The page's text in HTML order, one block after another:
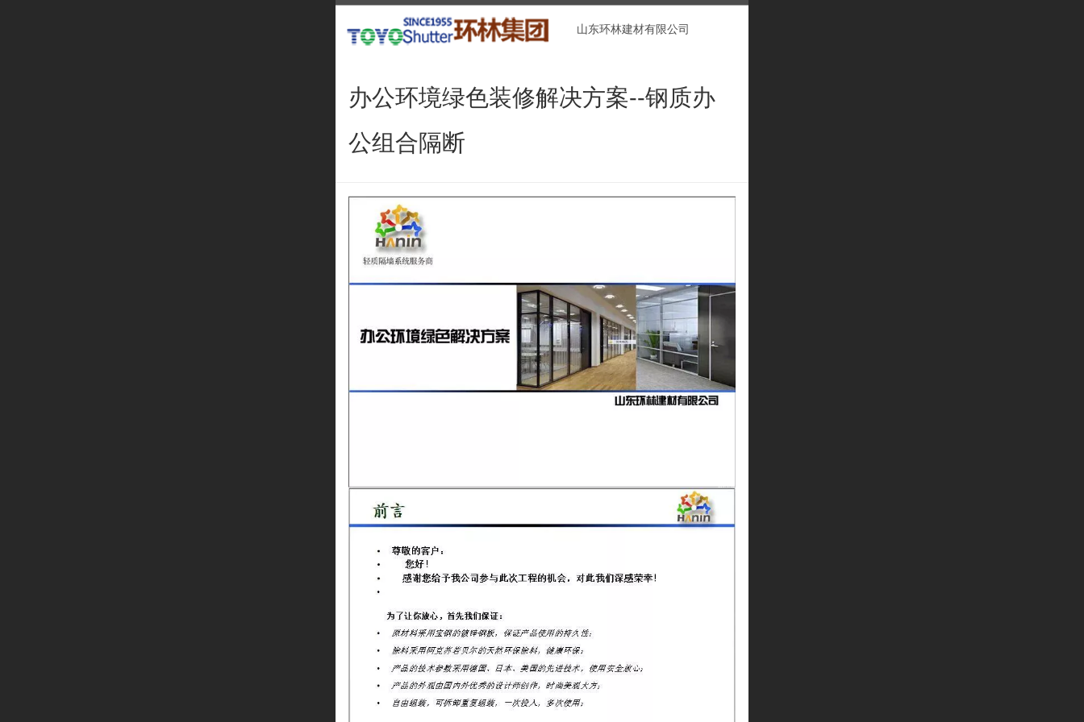
山东环林建材有限公司
办公环境绿色装修解决方案--钢质办
公组合隔断